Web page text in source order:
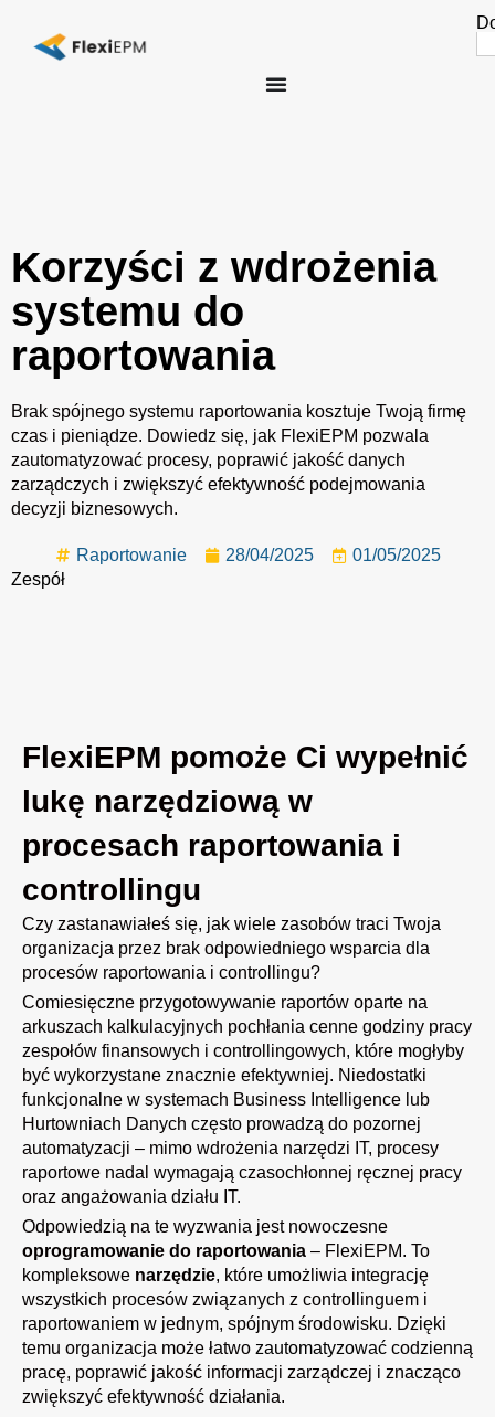
Korzyści z wdrożenia
systemu do
raportowania
Brak spójnego systemu raportowania kosztuje Twoją firmę
czas i pieniądze. Dowiedz się, jak FlexiEPM pozwala
zautomatyzować procesy, poprawić jakość danych
zarządczych i zwiększyć efektywność podejmowania
decyzji biznesowych.
Raportowanie 28/04/2025
01/05/2025
Zespół
FlexiEPM pomoże Ci wypełnić
lukę narzędziową w
procesach raportowania i
controllingu
Czy zastanawiałeś się, jak wiele zasobów traci Twoja
organizacja przez brak odpowiedniego wsparcia dla
procesów raportowania i controllingu?
Comiesięczne przygotowywanie raportów oparte na
arkuszach kalkulacyjnych pochłania cenne godziny pracy
zespołów finansowych i controllingowych, które mogłyby
być wykorzystane znacznie efektywniej. Niedostatki
funkcjonalne w systemach Business Intelligence lub
Hurtowniach Danych często prowadzą do pozornej
automatyzacji – mimo wdrożenia narzędzi IT, procesy
raportowe nadal wymagają czasochłonnej ręcznej pracy
oraz angażowania działu IT.
Odpowiedzią na te wyzwania jest nowoczesne
oprogramowanie do raportowania – FlexiEPM. To
kompleksowe narzędzie, które umożliwia integrację
wszystkich procesów związanych z controllinguem i
raportowaniem w jednym, spójnym środowisku. Dzięki
temu organizacja może łatwo zautomatyzować codzienną
pracę, poprawić jakość informacji zarządczej i znacząco
zwiększyć efektywność działania.